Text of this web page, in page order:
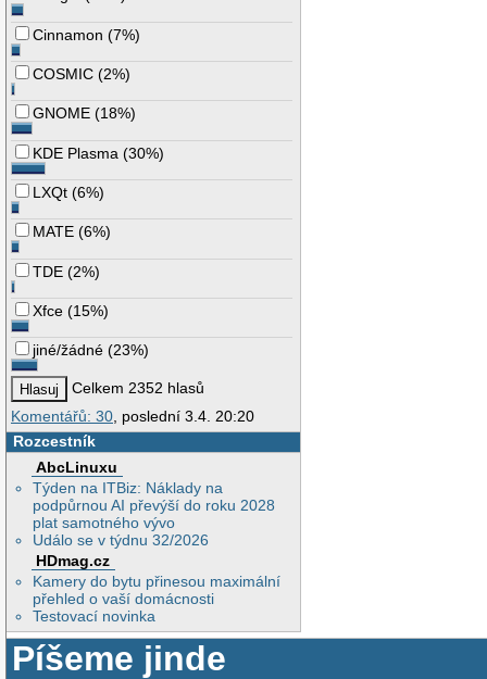
Cinnamon (7%)
COSMIC (2%)
GNOME (18%)
KDE Plasma (30%)
LXQt (6%)
MATE (6%)
TDE (2%)
Xfce (15%)
jiné/žádné (23%)
Celkem 2352 hlasů
Komentářů: 30 , poslední 3.4. 20:20
Rozcestník
AbcLinuxu
Týden na ITBiz: Náklady na
podpůrnou AI převýší do roku 2028
plat samotného vývo
Událo se v týdnu 32/2026
HDmag.cz
Kamery do bytu přinesou maximální
přehled o vaší domácnosti
Testovací novinka
Píšeme jinde